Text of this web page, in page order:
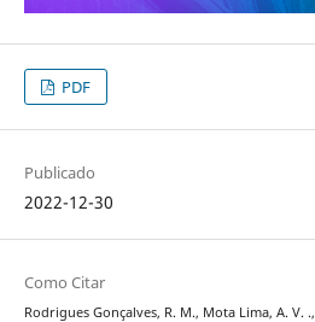
PDF
Publicado
2022-12-30
Como Citar
Rodrigues Gonçalves, R. M., Mota Lima, A. V.